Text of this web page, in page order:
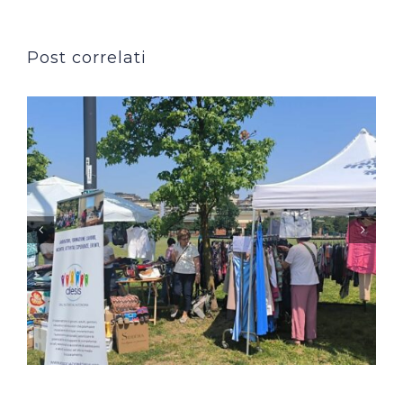
Post correlati